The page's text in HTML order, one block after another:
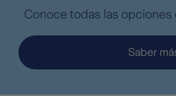
Conoce todas las opciones
Saber